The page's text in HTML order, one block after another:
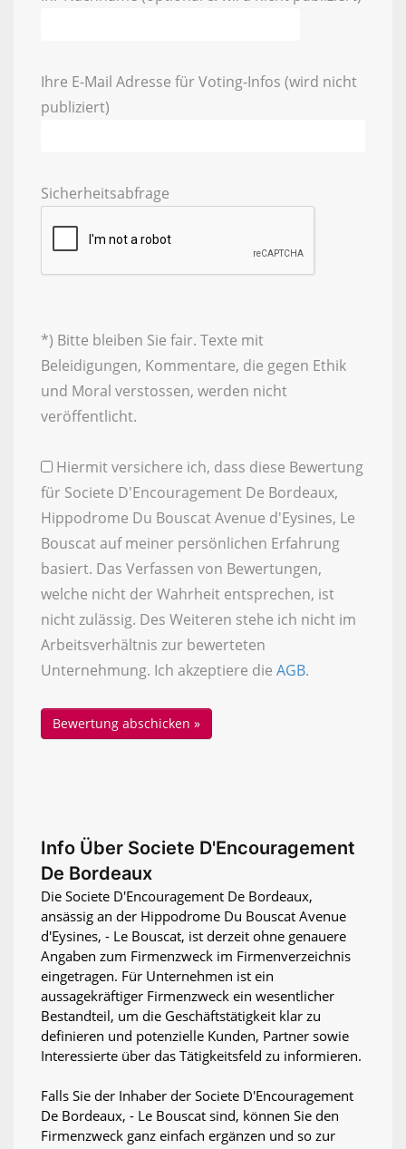
Ihre E-Mail Adresse für Voting-Infos (wird nicht
publiziert)
Sicherheitsabfrage
*) Bitte bleiben Sie fair. Texte mit
Beleidigungen, Kommentare, die gegen Ethik
und Moral verstossen, werden nicht
veröffentlicht.
Hiermit versichere ich, dass diese Bewertung
für Societe D'Encouragement De Bordeaux,
Hippodrome Du Bouscat Avenue d'Eysines, Le
Bouscat auf meiner persönlichen Erfahrung
basiert. Das Verfassen von Bewertungen,
welche nicht der Wahrheit entsprechen, ist
nicht zulässig. Des Weiteren stehe ich nicht im
Arbeitsverhältnis zur bewerteten
Unternehmung. Ich akzeptiere die AGB.
Info Über Societe D'Encouragement
De Bordeaux
Die Societe D'Encouragement De Bordeaux,
ansässig an der Hippodrome Du Bouscat Avenue
d'Eysines, - Le Bouscat, ist derzeit ohne genauere
Angaben zum Firmenzweck im Firmenverzeichnis
eingetragen. Für Unternehmen ist ein
aussagekräftiger Firmenzweck ein wesentlicher
Bestandteil, um die Geschäftstätigkeit klar zu
definieren und potenzielle Kunden, Partner sowie
Interessierte über das Tätigkeitsfeld zu informieren.
Falls Sie der Inhaber der Societe D'Encouragement
De Bordeaux, - Le Bouscat sind, können Sie den
Firmenzweck ganz einfach ergänzen und so zur